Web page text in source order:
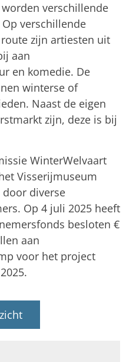
verschillende
verschillende
zijn artiesten uit
aan
en komedie. De
winterse of
Naast de eigen
zijn, deze is bij
WinterWelvaart
Visserijmuseum
diverse
Op 4 juli 2025 heeft
besloten €
aan
voor het project